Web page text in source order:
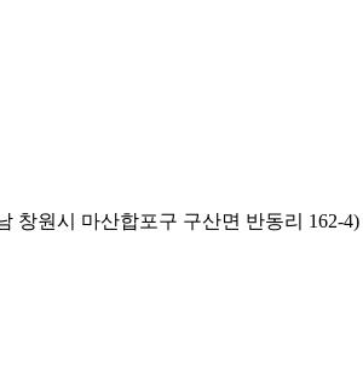
창원시 마산합포구 구산면 반동리 162-4)